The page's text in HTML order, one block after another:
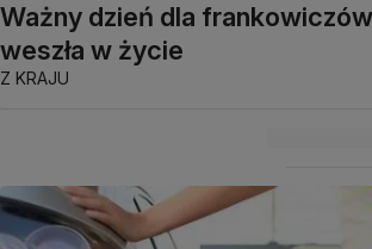
Ważny dzień dla
weszła w życie
Z KRAJU